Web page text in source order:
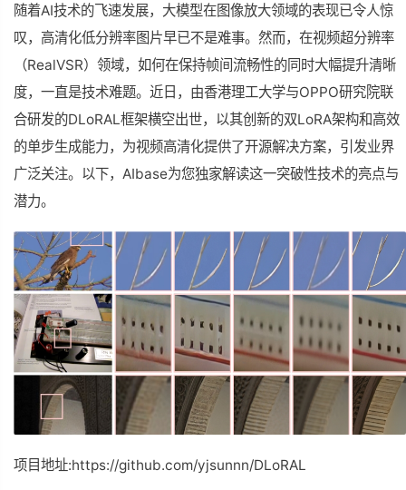
随着AI技术的飞速发展，大模型在图像放大领域的表现已令人惊
叹，高清化低分辨率图片早已不是难事。然而，在视频超分辨率
（RealVSR）领域，如何在保持帧间流畅性的同时大幅提升清晰
度，一直是技术难题。近日，由香港理工大学与OPPO研究院联
合研发的DLoRAL框架横空出世，以其创新的双LoRA架构和高效
的单步生成能力，为视频高清化提供了开源解决方案，引发业界
广泛关注。以下，AIbase为您独家解读这一突破性技术的亮点与
潜力。
项目地址:https://github.com/yjsunnn/DLoRAL